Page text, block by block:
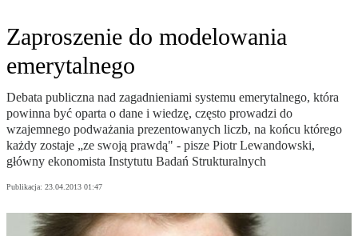
Zaproszenie do modelowania
emerytalnego
Debata publiczna nad zagadnieniami systemu emerytalnego, która
powinna być oparta o dane i wiedzę, często prowadzi do
wzajemnego podważania prezentowanych liczb, na końcu którego
każdy zostaje „ze swoją prawdą" - pisze Piotr Lewandowski,
główny ekonomista Instytutu Badań Strukturalnych
Publikacja: 23.04.2013 01:47